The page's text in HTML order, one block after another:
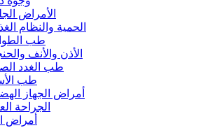
الأمراض
الحمية والنظام
طب
الأذن والأنف
طب الغدد
طب
أمراض الجهاز
الجراحة
أمراض